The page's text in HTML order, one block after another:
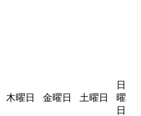
木曜日 金曜日 土曜日
日
曜
日